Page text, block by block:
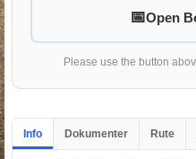
Open
Please use the button
Info Dokumenter Rute